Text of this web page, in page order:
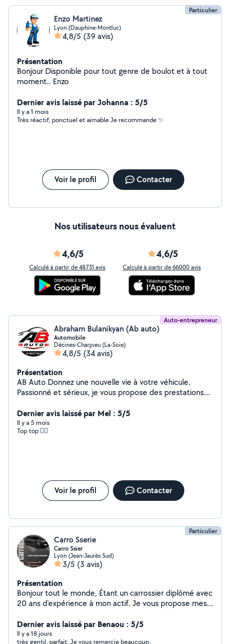
Particulier
Enzo Martinez
Lyon (Dauphine-Montluc)
4,8/5 (39 avis)
Présentation
Bonjour Disponible pour tout genre de boulot et à tout
moment.. Enzo
Dernier avis laissé par Johanna : 5/5
Il y a 1 mois
Très réactif, ponctuel et aimable Je recommande ✨
Voir le profil Contacter
Nos utilisateurs nous évaluent
4,6/5
Calculé à partir de 48731 avis
4,6/5
Calculé à partir de 66000 avis
Auto-entrepreneur
Abraham Bulanikyan (Ab auto)
Automobile
Décines-Charpieu (La-Soie)
4,8/5 (34 avis)
Présentation
AB Auto Donnez une nouvelle vie à votre véhicule.
Passionné et sérieux, je vous propose des prestations
voiture. Mon objectif est de vous offrir un résultat
soigné, à des tarifs attractifs, avec un travail réalisé dans
le respect de vos attentes. N'hésitez pas à me
Dernier avis laissé par Mel : 5/5
Il y a 5 mois
Top top 👍🏼
Voir le profil Contacter
Particulier
Carro Sserie
Carro Ssier
Lyon (Jean-Jaurès Sud)
3/5 (3 avis)
Présentation
Bonjour tout le monde, Étant un carrossier diplômé avec
20 ans d'expérience à mon actif. Je vous propose mes
d'informations. Je fais: Remontage/démontage toutes
Dernier avis laissé par Benaou : 5/5
Il y a 18 jours
très gentil. parfait. Je vous remercie beaucoup.